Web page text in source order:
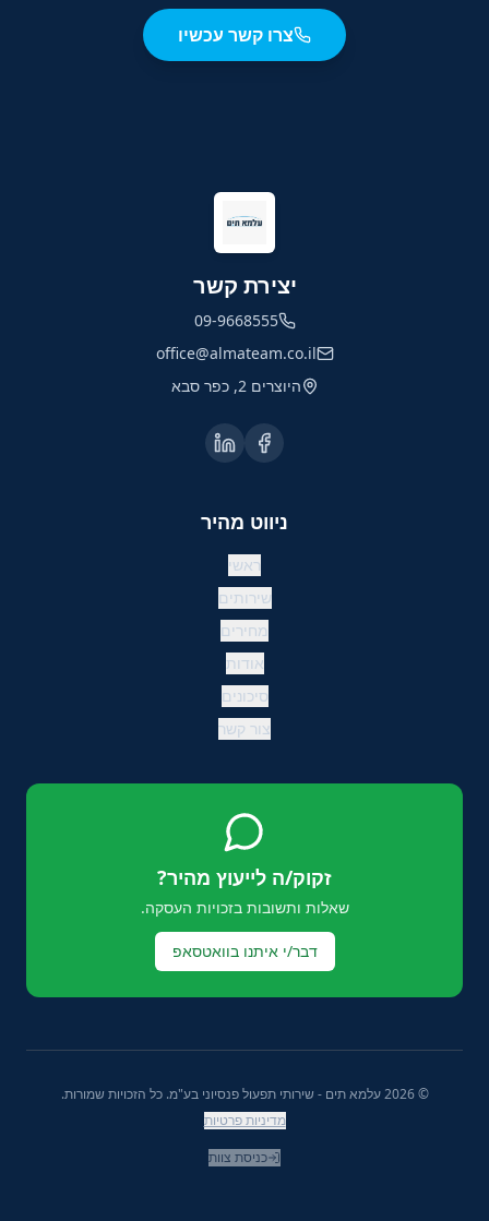
צרו קשר עכשיו
יצירת קשר
09-9668555
office@almateam.co.il
היוצרים 2, כפר סבא
ניווט מהיר
ראשי
שירותים
מחירים
אודות
סיכונים
צור קשר
זקוק/ה לייעוץ מהיר?
שאלות ותשובות בזכויות העסקה.
דבר/י איתנו בוואטסאפ
©
2026עלמא תים - שירותי תפעול פנסיוני בע"מ. כל הזכויות שמורות.
מדיניות פרטיות
כניסת צוות